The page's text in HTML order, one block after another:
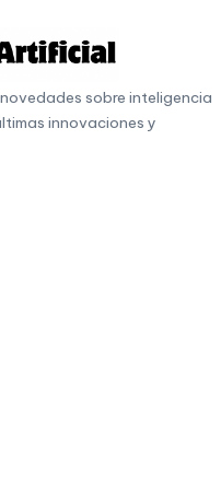
sobre inteligencia
innovaciones y